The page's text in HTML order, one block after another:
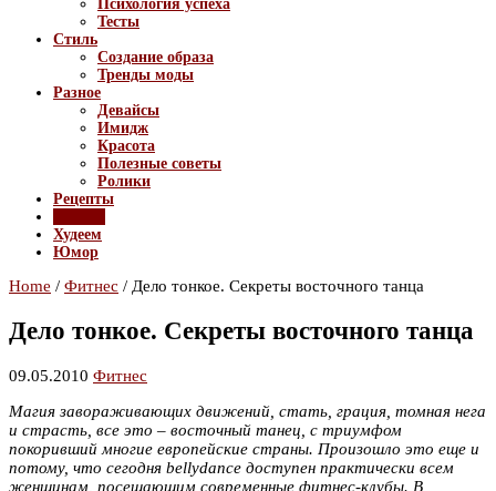
Психология успеха
Тесты
Стиль
Создание образа
Тренды моды
Разное
Девайсы
Имидж
Красота
Полезные советы
Ролики
Рецепты
Худеем
Юмор
Home / Фитнес / Дело тонкое. Секреты восточного танца
Дело тонкое. Секреты восточного танца
09.05.2010 Фитнес
Магия завораживающих движений, стать, грация, томная нега
и страсть, все это – восточный танец, с триумфом
покоривший многие европейские страны. Произошло это еще и
потому, что сегодня bellydance доступен практически всем
женщинам, посещающим современные фитнес-клубы. В